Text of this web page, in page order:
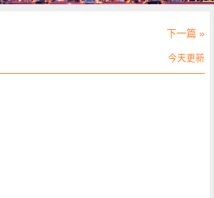
下一篇 »
今天更新